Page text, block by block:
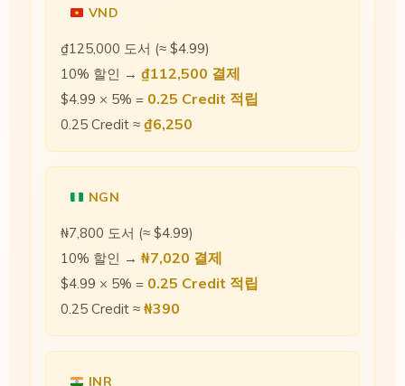
VND
₫125,000 도서 (≈ $4.99)
10% 할인 →₫112,500 결제
$4.99 × 5% = 0.25 Credit 적립
0.25 Credit ≈₫6,250
NGN
₦7,800 도서 (≈ $4.99)
10% 할인 →₦7,020 결제
$4.99 × 5% = 0.25 Credit 적립
0.25 Credit ≈₦390
INR